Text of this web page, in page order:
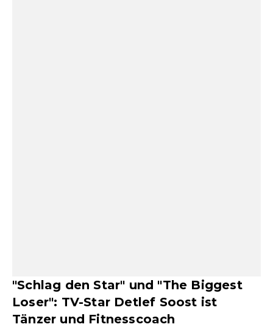
"Schlag den Star" und "The Biggest
Loser": TV-Star Detlef Soost ist
Tänzer und Fitnesscoach